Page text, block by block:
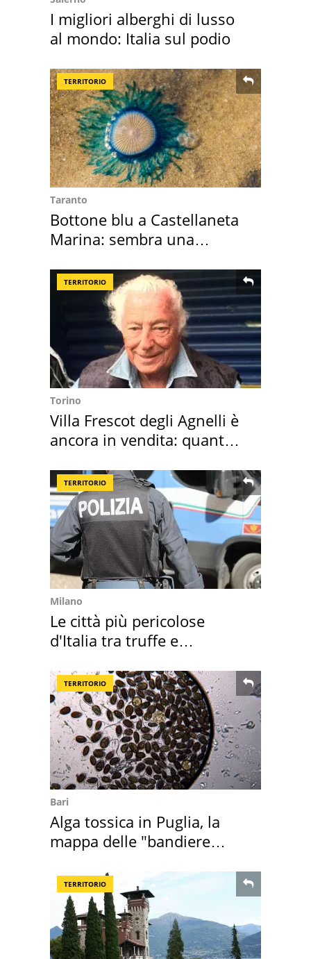
I migliori alberghi di lusso
al mondo: Italia sul podio
TERRITORIO
Taranto
Bottone blu a Castellaneta
Marina: sembra una
TERRITORIO
Torino
Villa Frescot degli Agnelli è
ancora in vendita: quanto
TERRITORIO
Milano
Le città più pericolose
d'Italia tra truffe e
TERRITORIO
Bari
Alga tossica in Puglia, la
mappa delle "bandiere
TERRITORIO